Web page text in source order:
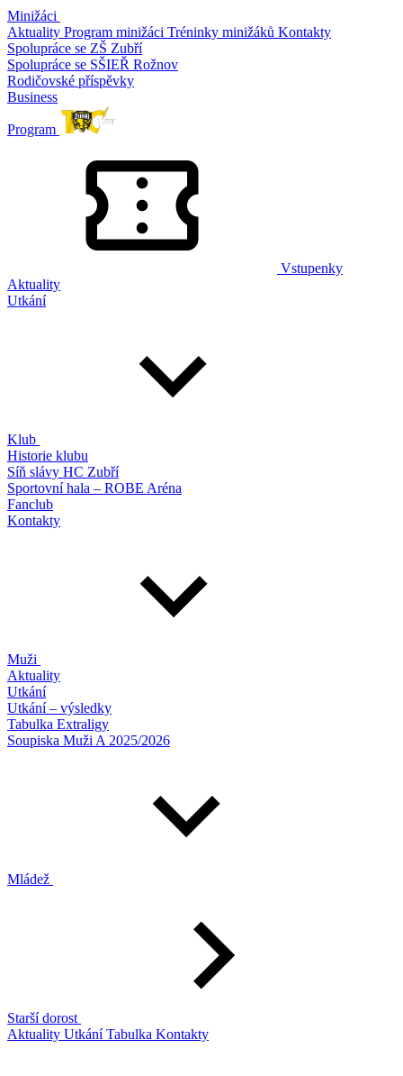
Minižáci
Aktuality Program minižáci Tréninky minižáků Kontakty
Spolupráce se ZŠ Zubří
Spolupráce se SŠIEŘ Rožnov
Rodičovské příspěvky
Business
Program
Vstupenky
Aktuality
Utkání
Klub
Historie klubu
Síň slávy HC Zubří
Sportovní hala – ROBE Aréna
Fanclub
Kontakty
Muži
Aktuality
Utkání
Utkání – výsledky
Tabulka Extraligy
Soupiska Muži A 2025/2026
Mládež
Starší dorost
Aktuality UtkáníTabulka Kontakty